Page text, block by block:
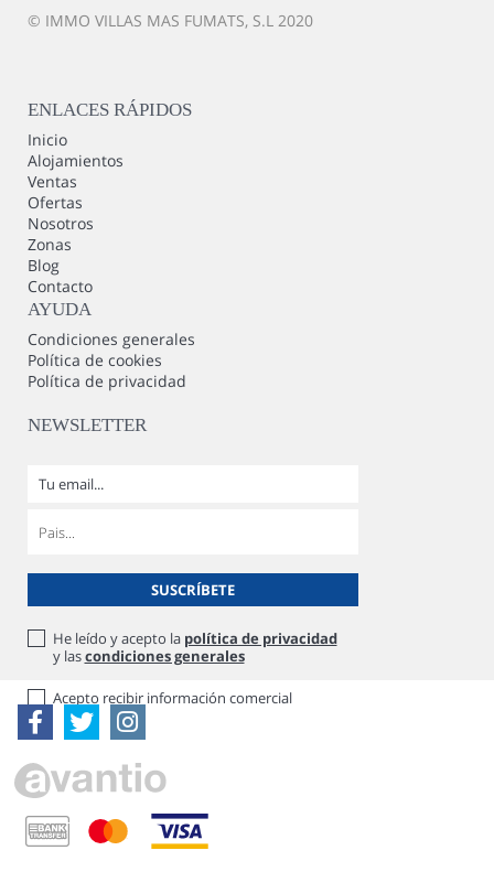
© IMMO VILLAS MAS FUMATS, S.L 2020
ENLACES RÁPIDOS
Inicio
Alojamientos
Ventas
Ofertas
Nosotros
Zonas
Blog
Contacto
AYUDA
Condiciones generales
Política de cookies
Política de privacidad
NEWSLETTER
He leído y acepto la política de privacidad
y lascondiciones generales
Acepto recibir información comercial